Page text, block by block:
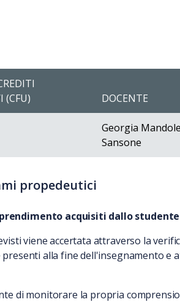
(CFU)
DOCENTE
Georgia
Sansone
propedeutici
acquisiti dallo studente
viene accertata attraverso la
alla fine dell'insegnamento e
di monitorare la propria